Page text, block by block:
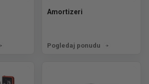
Amortizeri
Pogledaj ponudu